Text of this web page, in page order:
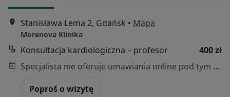
Stanisława Lema 2, Gdańsk • Mapa
Morenova Klinika
Konsultacja kardiologiczna – profesor
400 zł
Specjalista nie oferuje umawiania online pod tym adresem.
Poproś o wizytę